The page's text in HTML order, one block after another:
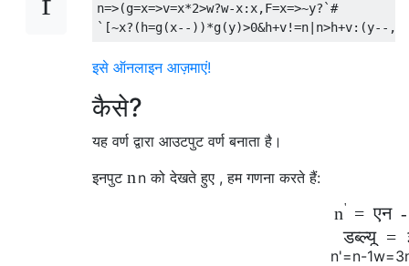
n=>(g=x=>v=x*2>w?w-x: x,F=x=>~y?`#
`[~x?( h=g(x--))*g(y)>0&h+v!=n n>h+v:(y--,
इसे ऑनलाइन आज़माएं!
कैसे?
यह वर्ण द्वारा आउटपुट वर्ण बनाता है।
इनपुट n n को देखते हुए , हम गणना करते हैं:
n' = एन
डब्ल्यू =
n'=n-1w=3